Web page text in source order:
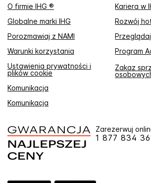
O firmie IHG ®
Kariera w
Globalne marki IHG
Rozwój
Porozmawiaj z NAMI
Warunki korzystania
Program
Ustawienia prywatności i
plików cookie
Zakaz
Komunikacja
Komunikacja
Zarezerwuj
1 877 834